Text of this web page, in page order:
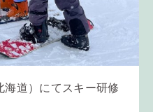
道）にてスキー研修